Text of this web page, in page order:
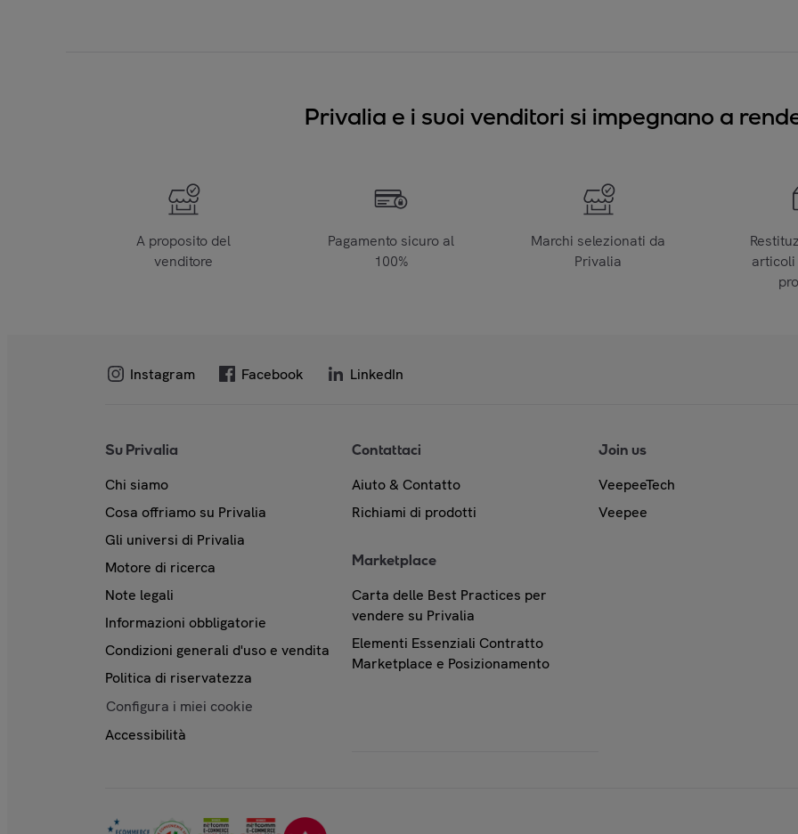
Privalia e i suoi venditori si impegnano a
A proposito del
venditore
Pagamento sicuro al
100%
Marchi selezionati da
Privalia
articoli
Instagram Facebook LinkedIn
Su Privalia
Chi siamo
Cosa offriamo su Privalia
Gli universi di Privalia
Motore di ricerca
Note legali
Informazioni obbligatorie
Condizioni generali d'uso e vendita
Politica di riservatezza
Configura i miei cookie
Accessibilità
Contattaci
Aiuto & Contatto
Richiami di prodotti
Marketplace
Carta delle Best Practices per
vendere su Privalia
Elementi Essenziali Contratto
Marketplace e Posizionamento
Join us
VeepeeTech
Veepee